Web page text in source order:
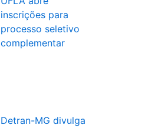
inscrições para
processo seletivo
complementar
Detran-MG divulga